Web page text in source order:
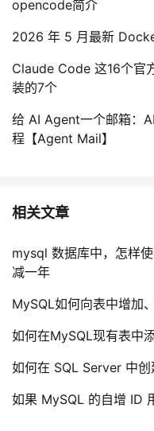
opencode简介
2026 年 5 月最新
Claude Code 这16个官
装的7个
给 AI Agent一个邮箱：
程【Agent Mail】
相关文章
mysql 数据库中，怎样
减一年
MySQL如何向表中增加
如何在MySQL现有表中
如何在 SQL Server 中创
如果 MySQL 的自增 ID